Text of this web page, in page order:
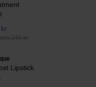
245 kr
Lipstick